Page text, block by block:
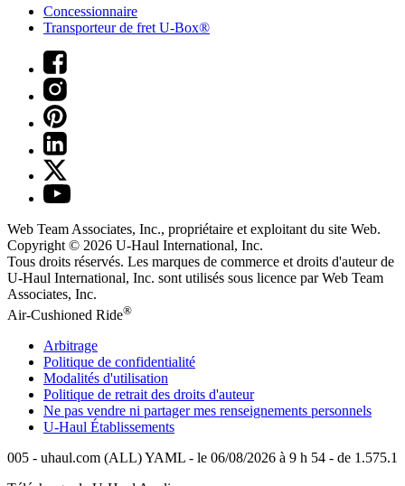
Concessionnaire
Transporteur de fret U-Box®
Web Team Associates, Inc., propriétaire et exploitant du site Web.
Copyright © 2026 U-Haul International, Inc.
Tous droits réservés. Les marques de commerce et droits d'auteur de
U-Haul International, Inc. sont utilisés sous licence par Web Team
Associates, Inc.
Air-Cushioned Ride®
Arbitrage
Politique de confidentialité
Modalités d'utilisation
Politique de retrait des droits d'auteur
Ne pas vendre ni partager mes renseignements personnels
U-Haul Établissements
005 - uhaul.com (ALL) YAML - le 06/08/2026 à 9 h 54 - de 1.575.1